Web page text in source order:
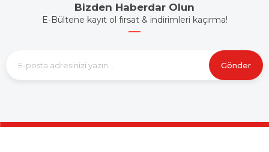
Bizden Haberdar Olun
E-Bültene kayıt ol fırsat & indirimleri kaçırma!
Gönder